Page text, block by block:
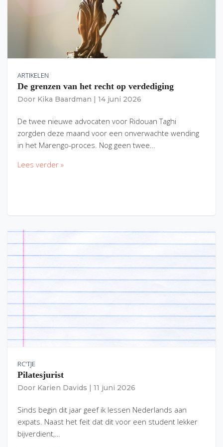
ARTIKELEN
De grenzen van het recht op verdediging
Door Kika Baardman 14 juni 2026
De twee nieuwe advocaten voor Ridouan Taghi
zorgden deze maand voor een onverwachte wending
in het Marengo-proces. Nog geen twee…
Lees verder »
RC'TJE
Pilatesjurist
Door Karien Davids 11 juni 2026
Sinds begin dit jaar geef ik lessen Nederlands aan
expats. Naast het feit dat dit voor een student lekker
bijverdient,…